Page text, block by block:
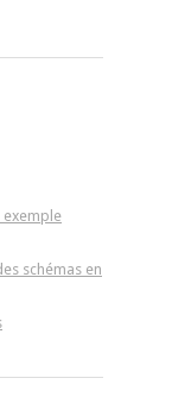
exemple
schémas en